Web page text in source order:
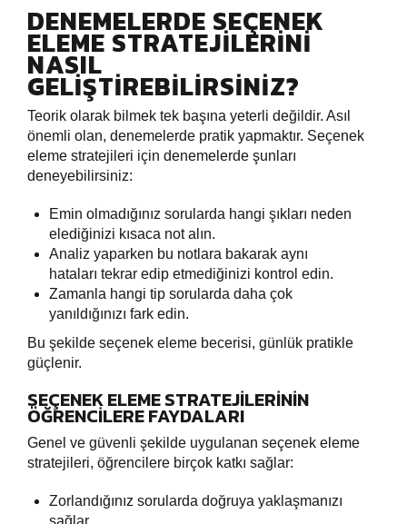
DENEMELERDE SEÇENEK
ELEME STRATEJILERINI
NASIL
GELIŞTIREBILIRSINIZ?
Teorik olarak bilmek tek başına yeterli değildir. Asıl
önemli olan, denemelerde pratik yapmaktır. Seçenek
eleme stratejileri için denemelerde şunları
deneyebilirsiniz:
Emin olmadığınız sorularda hangi şıkları neden
elediğinizi kısaca not alın.
Analiz yaparken bu notlara bakarak aynı
hataları tekrar edip etmediğinizi kontrol edin.
Zamanla hangi tip sorularda daha çok
yanıldığınızı fark edin.
Bu şekilde seçenek eleme becerisi, günlük pratikle
güçlenir.
SEÇENEK ELEME STRATEJILERININ
ÖĞRENCILERE FAYDALARI
Genel ve güvenli şekilde uygulanan seçenek eleme
stratejileri, öğrencilere birçok katkı sağlar:
Zorlandığınız sorularda doğruya yaklaşmanızı
sağlar.